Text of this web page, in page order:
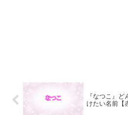
『なつこ』
けたい名前【